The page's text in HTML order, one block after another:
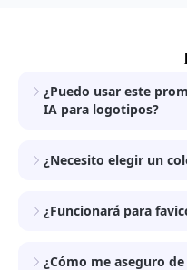
¿Puedo usar este
IA para logotipos?
¿Necesito elegir un
¿Funcionará para
¿Cómo me aseguro